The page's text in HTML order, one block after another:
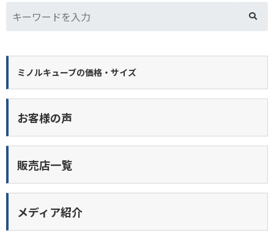
ミノルキューブの価格・サイズ
お客様の声
販売店一覧
メディア紹介